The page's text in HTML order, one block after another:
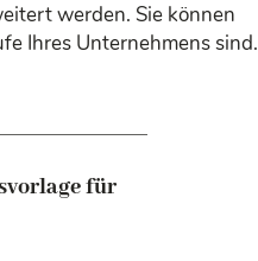
werden. Sie können
Ihres Unternehmens sind.
für